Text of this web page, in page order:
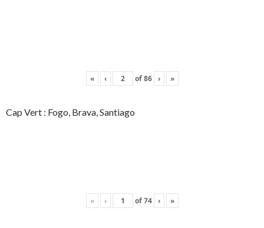
« ‹ of86 › »
Cap Vert : Fogo, Brava, Santiago
« ‹ of74 › »